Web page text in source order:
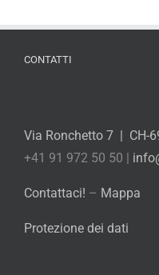
CONTATTI
Via Ronchetto 7 | CH-
+41 91 972 50 50 |
Contattaci! – Mappa
Protezione dei dati